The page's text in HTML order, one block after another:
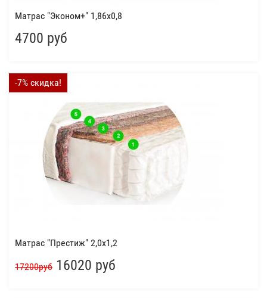
Матрас "Эконом+" 1,86x0,8
4700 руб
-7% скидка!
Матрас "Престиж" 2,0x1,2
17200руб 16020 руб